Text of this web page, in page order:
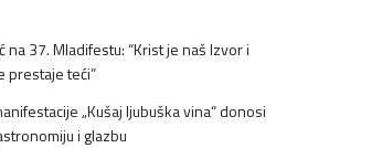
na 37. Mladifestu: “Krist je naš Izvor i
prestaje teći”
„Kušaj ljubuška vina“ donosi
i glazbu